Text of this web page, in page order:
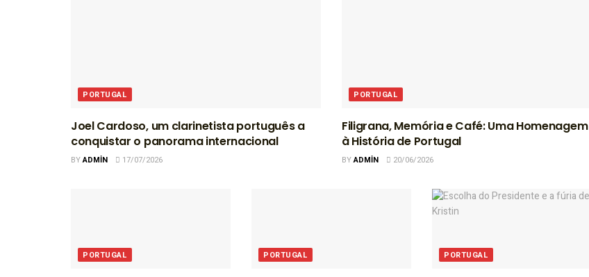
PORTUGAL
Joel Cardoso, um clarinetista português a
conquistar o panorama internacional
BYADMIN 17/07/2026
PORTUGAL
Filigrana, Memória e Café: Uma Homenagem
à História de Portugal
BYADMIN 20/06/2026
PORTUGAL PORTUGAL PORTUGAL